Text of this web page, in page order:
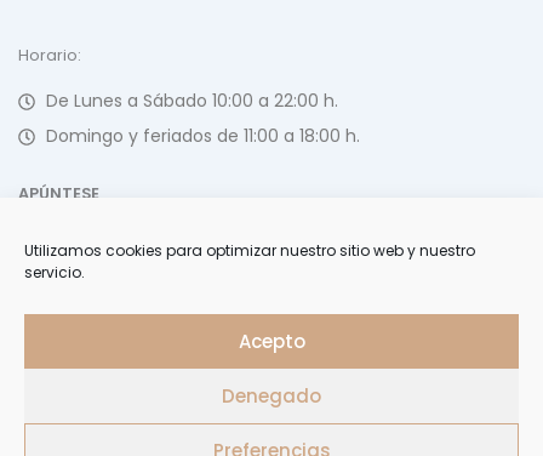
Utilizamos cookies para optimizar nuestro sitio web y nuestro
servicio.
Acepto
Denegado
Preferencias
Horario:
De Lunes a Sábado 10:00 a 22:00 h.
Domingo y feriados de 11:00 a 18:00 h.
APÚNTESE
Forme parte de nuestra selecta lista de clientes y reciba
Delivinos Copyright 2026. Todos los Derechos Reservados.